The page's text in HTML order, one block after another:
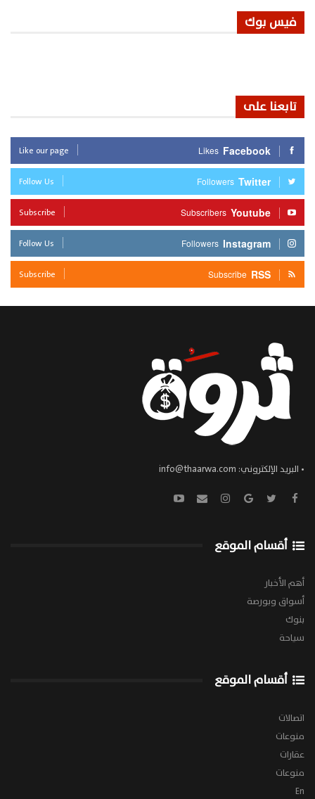
فيس بوك
تابعنا على
Facebook
Likes
Like our page
Twitter
Followers
Follow Us
Youtube
Subscribers
Subscribe
Instagram
Followers
Follow Us
RSS
Subscribe
Subscribe
• البريد الإلكتروني: info@thaarwa.com
أقسام الموقع
أهم الأخبار
أسواق وبورصة
بنوك
سياحة
أقسام الموقع
اتصالات
منوعات
عقارات
منوعات
En